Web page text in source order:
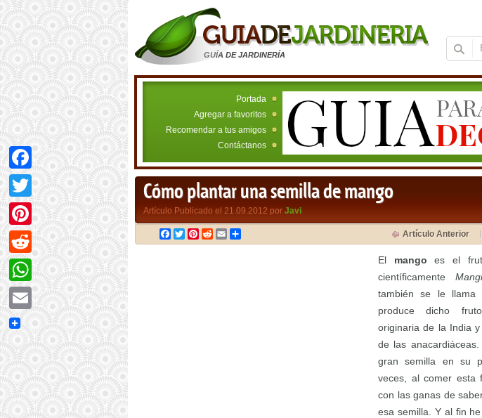
GUÍA DE JARDINERÍA
Portada
Agregar a favoritos
Recomendar a tus amigos
Contáctanos
Cómo plantar una semilla de mango
Artículo Publicado el 21.09.2012 por Javi
Facebook
TwitterPinterest
RedditEmail Artículo Anterior
El mango es el
científicamente
también se le llama
produce dicho
originaria de la India
de las
gran semilla en su
veces, al comer esta
con las ganas de
esa semilla. Y al fin
Facebook
Twitter
Pinterest
Reddit
WhatsApp
Email